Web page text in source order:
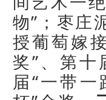
物”；枣庄
授葡萄嫁
奖”、第
届“一带